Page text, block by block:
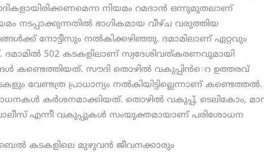
നിയമം റമദാന്‍ ഒന്നുമുതലാണ്
നടപ്പാക്കുന്നതില്‍ ഭാഗികമായ വീഴ്ച വരുത്തിയ
നോട്ടീസും നൽകിക്കഴിഞ്ഞു. ദമാമിലാണ് ഏറ്റവും
502 കടകളിലാണ് സ്വദേശിവത്കരണവുമായി
കണ്ടെത്തിയത്. സൗദി തൊഴില്‍ വകുപ്പിന്‍െറ ഉത്തരവ്
വേണ്ടത്ര പ്രാധാന്യം നൽകിയിട്ടില്ലെന്നാണ് കണ്ടെത്തൽ.
കർശനമാക്കിയത്. തൊഴില്‍ വകുപ്പ്, ടെലികോം,
എന്നീ വകുപ്പുകള്‍ സംയുക്തമായാണ് പരിശോധന
കടകളിലെ മുഴുവന്‍ ജീവനക്കാരും